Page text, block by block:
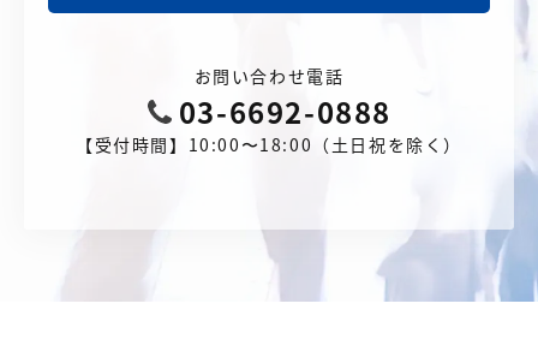
お問い合わせ電話
03-6692-0888
【受付時間】10:00〜18:00（土日祝を除く）